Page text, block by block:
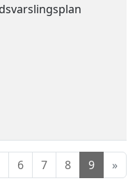
6 7 8 9 »